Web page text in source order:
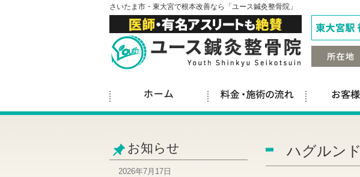
さいたま市・東大宮で根本改善なら「ユース鍼灸整骨院」
お知らせ
2026年7月17日
ハグルン